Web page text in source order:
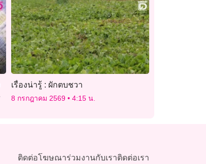
เรื่องน่ารู้ : ผักตบชวา
8 กรกฎาคม 2569 4:15 น.
ติดต่อโฆษณาร่วมงานกับเราติดต่อเรา